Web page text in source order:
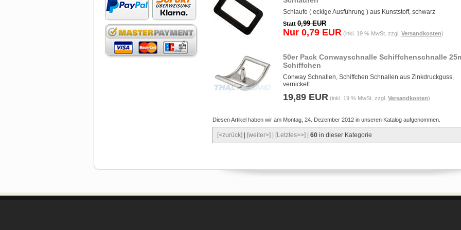
Schlaufe ( eckige Ausführung ) aus Kunststoff, schwarz
Statt 0,99 EUR
Nur 0,79 EUR (inkl. 19 % MwSt. zzgl. Versandkosten)
50er Pack Conwayschnalle Schiffchenschnalle
Schiffchen
Conway Schnallen, Schiffchen Schnallen aus Zinkdruckguss,
vernickelt
19,89 EUR (inkl. 19 % MwSt. zzgl. Versandkosten)
Diesen Artikel haben wir am Montag, 24. Dezember 2012 in unseren Katalog aufgenommen.
[<zurück] [weiter>] [Letztes>>] 60 in dieser Kategorie